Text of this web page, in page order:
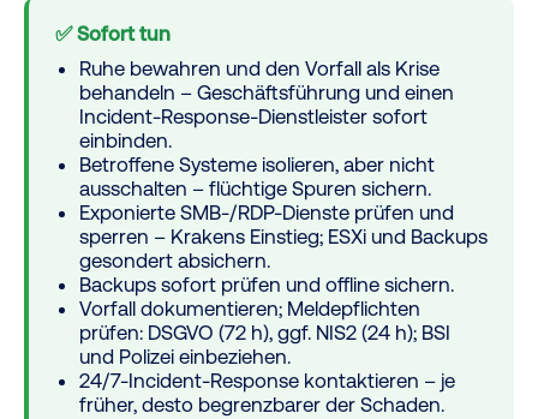
✅ Sofort tun
Ruhe bewahren und den Vorfall als Krise
behandeln – Geschäftsführung und einen
Incident-Response-Dienstleister sofort
einbinden.
Betroffene Systeme isolieren, aber nicht
ausschalten – flüchtige Spuren sichern.
Exponierte SMB-/RDP-Dienste prüfen und
sperren – Krakens Einstieg; ESXi und Backups
gesondert absichern.
Backups sofort prüfen und offline sichern.
Vorfall dokumentieren; Meldepflichten
prüfen: DSGVO (72 h), ggf. NIS2 (24 h); BSI
und Polizei einbeziehen.
24/7-Incident-Response kontaktieren – je
früher, desto begrenzbarer der Schaden.